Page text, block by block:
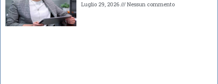
Luglio 29, 2026
Nessun commento